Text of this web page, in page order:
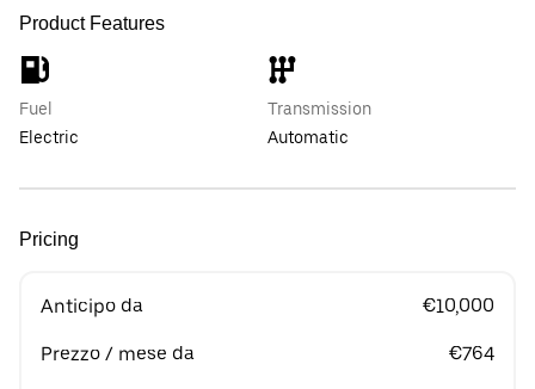
Product Features
Fuel
Electric
Transmission
Automatic
Pricing
Anticipo da €10,000
Prezzo / mese da €764